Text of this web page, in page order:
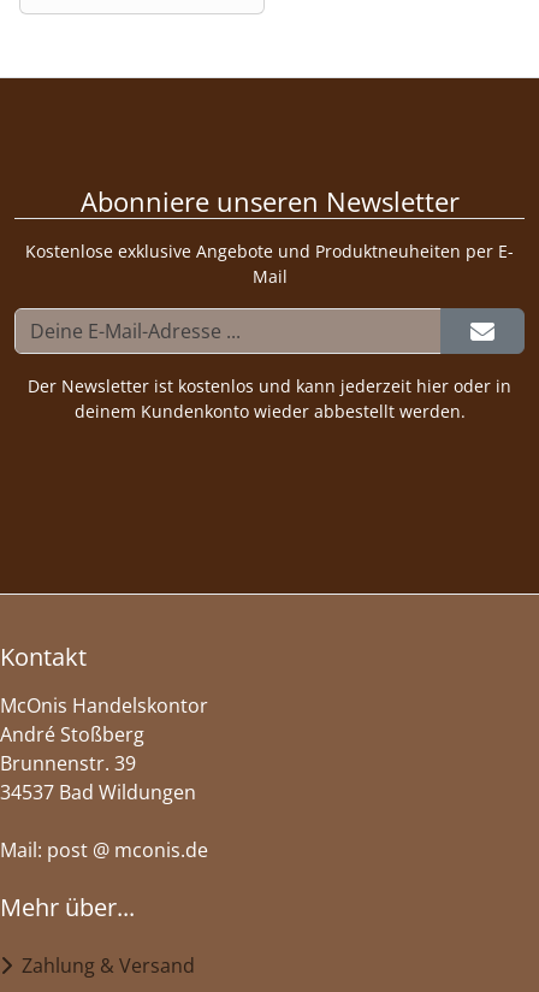
Abonniere unseren Newsletter
Kostenlose exklusive Angebote und Produktneuheiten per E-
Mail
Der Newsletter ist kostenlos und kann jederzeit hier oder in
deinem Kundenkonto wieder abbestellt werden.
Kontakt
McOnis Handelskontor
André Stoßberg
Brunnenstr. 39
34537 Bad Wildungen
Mail: post @ mconis.de
Mehr über...
Zahlung & Versand